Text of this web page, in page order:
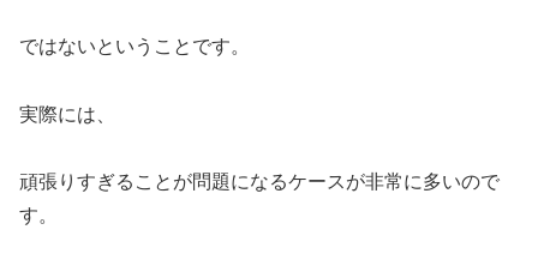
ではないということです。
実際には、
頑張りすぎることが問題になるケースが非常に多いので
す。